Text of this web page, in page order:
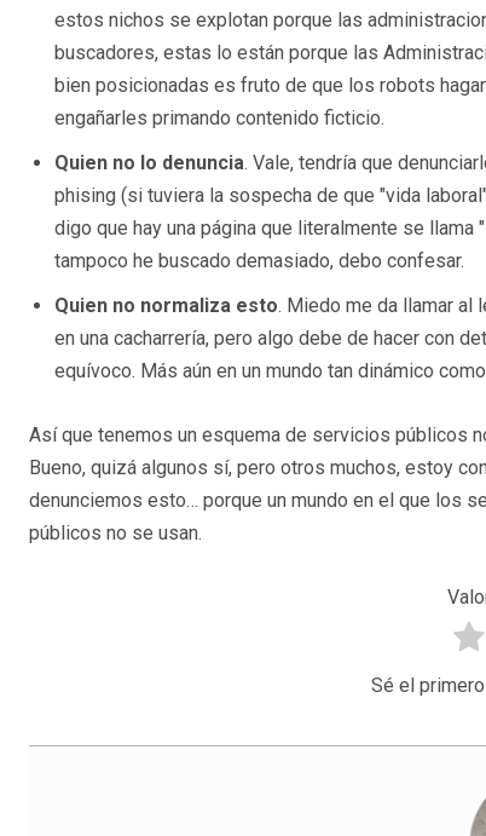
estos nichos se explotan porque las
buscadores, estas lo están porque las
bien posicionadas es fruto de que los robots
engañarles primando contenido ficticio.
Quien no lo denuncia. Vale, tendría que
phising (si tuviera la sospecha de que "vida
digo que hay una página que literalmente se
tampoco he buscado demasiado, debo confesar.
Quien no normaliza esto. Miedo me da llamar al
en una cacharrería, pero algo debe de hacer con
equívoco. Más aún en un mundo tan dinámico
Así que tenemos un esquema de servicios públicos
Bueno, quizá algunos sí, pero otros muchos, estoy
denunciemos esto… porque un mundo en el que los
públicos no se usan.
Sé el